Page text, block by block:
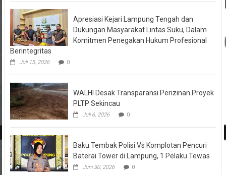
Apresiasi Kejari Lampung Tengah dan
Dukungan Masyarakat Lintas Suku, Dalam
Komitmen Penegakan Hukum Profesional
Berintegritas
Juli 15, 2026 0
WALHI Desak Transparansi Perizinan Proyek
PLTP Sekincau
Juli 6, 2026 0
Baku Tembak Polisi Vs Komplotan Pencuri
Baterai Tower di Lampung, 1 Pelaku Tewas
Juni 30, 2026 0